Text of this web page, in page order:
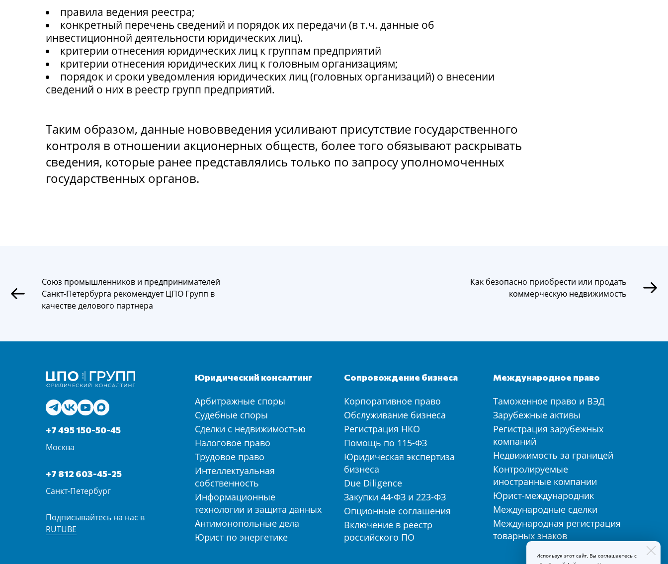
правила ведения реестра;
конкретный перечень сведений и порядок их передачи (в т.ч. данные об
инвестиционной деятельности юридических лиц).
критерии отнесения юридических лиц к группам предприятий
критерии отнесения юридических лиц к головным организациям;
порядок и сроки уведомления юридических лиц (головных организаций) о внесении
сведений о них в реестр групп предприятий.
Таким образом, данные нововведения усиливают присутствие государственного
контроля в отношении акционерных обществ, более того обязывают раскрывать
сведения, которые ранее представлялись только по запросу уполномоченных
государственных органов.
Союз промышленников и предпринимателей
Санкт-Петербурга рекомендует ЦПО Групп в
качестве делового партнера
Как безопасно приобрести или продать
коммерческую недвижимость
+7 495 150-50-45
Москва
+7 812 603-45-25
Санкт-Петербург
Подписывайтесь на нас в
RUTUBE
Юридический консалтинг
Арбитражные споры
Судебные споры
Сделки с недвижимостью
Налоговое право
Трудовое право
Интеллектуальная
собственность
Информационные
технологии и защита данных
Антимонопольные дела
Юрист по энергетике
Сопровождение бизнеса
Корпоративное право
Обслуживание бизнеса
Регистрация НКО
Помощь по 115-ФЗ
Юридическая экспертиза
бизнеса
Due Diligence
Закупки 44-ФЗ и 223-ФЗ
Опционные соглашения
Включение в реестр
российского ПО
Международное право
Таможенное право и ВЭД
Зарубежные активы
Регистрация зарубежных
компаний
Недвижимость за границей
Контролируемые
иностранные компании
Юрист-международник
Международные сделки
Международная регистрация
товарных знаков
Используя этот сайт, Вы соглашаетесь с